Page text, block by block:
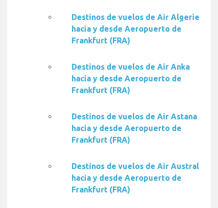
Destinos de vuelos de Air Algerie
hacia y desde Aeropuerto de
Frankfurt (FRA)
Destinos de vuelos de Air Anka
hacia y desde Aeropuerto de
Frankfurt (FRA)
Destinos de vuelos de Air Astana
hacia y desde Aeropuerto de
Frankfurt (FRA)
Destinos de vuelos de Air Austral
hacia y desde Aeropuerto de
Frankfurt (FRA)